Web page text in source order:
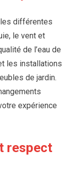
les différentes
le vent et
de l’eau de
les installations
de jardin.
expérience
respect